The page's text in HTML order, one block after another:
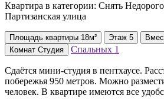
Квартира в категории: Снять
Партизанская улица
Площадь квартиры 18м² Этаж 5
Комнат Студия Спальных 1
Сдаётся мини-студия в пентхаусе.
побережья 950 метров. Можно
человек. В квартире имеются все